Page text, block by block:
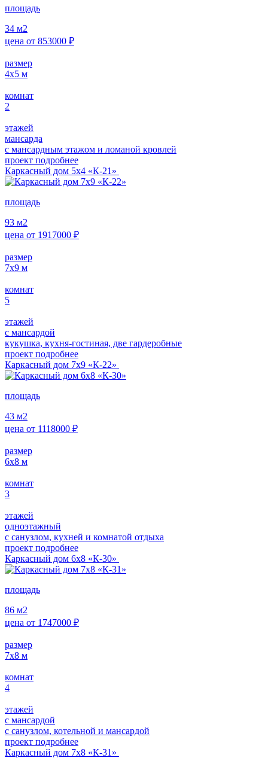
площадь
34 м2
цена от 853000 ₽
размер
4х5 м
комнат
2
этажей
мансарда
с мансардным этажом и ломаной кровлей
проект подробнее
Каркасный дом 5х4 «К-21»
площадь
93 м2
цена от 1917000 ₽
размер
7х9 м
комнат
5
этажей
с мансардой
кукушка, кухня-гостиная, две гардеробные
проект подробнее
Каркасный дом 7х9 «К-22»
площадь
43 м2
цена от 1118000 ₽
размер
6х8 м
комнат
3
этажей
одноэтажный
с санузлом, кухней и комнатой отдыха
проект подробнее
Каркасный дом 6х8 «К-30»
площадь
86 м2
цена от 1747000 ₽
размер
7х8 м
комнат
4
этажей
с мансардой
с санузлом, котельной и мансардой
проект подробнее
Каркасный дом 7х8 «К-31»